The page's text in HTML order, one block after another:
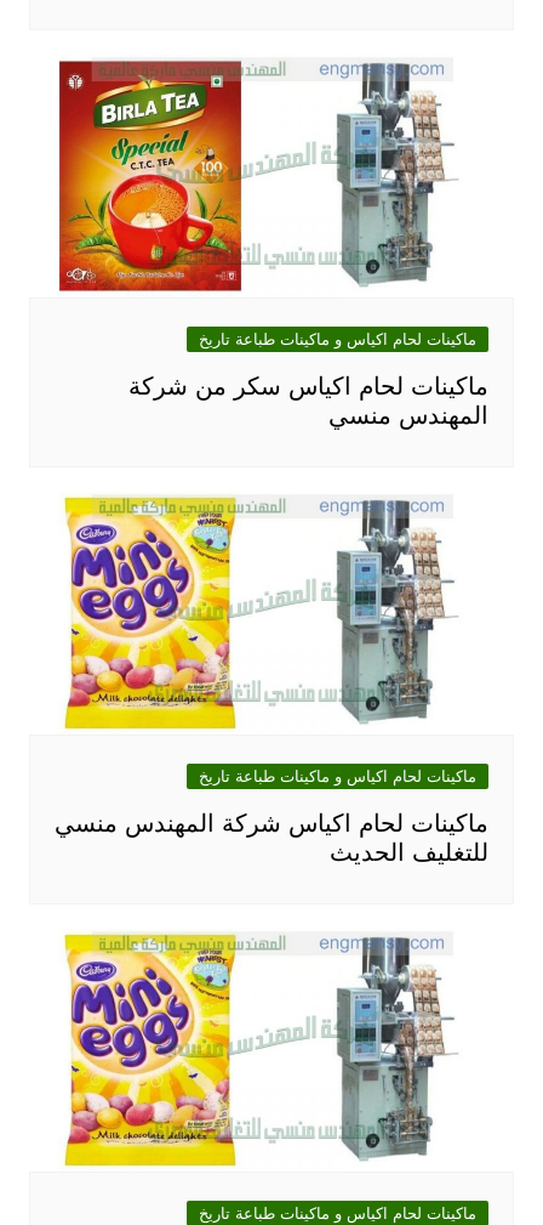
ماكينات لحام اكياس و ماكينات طباعة تاريخ
ماكينات لحام اكياس سكر من شركة
المهندس منسي
ماكينات لحام اكياس و ماكينات طباعة تاريخ
ماكينات لحام اكياس شركة المهندس منسي
للتغليف الحديث
ماكينات لحام اكياس و ماكينات طباعة تاريخ